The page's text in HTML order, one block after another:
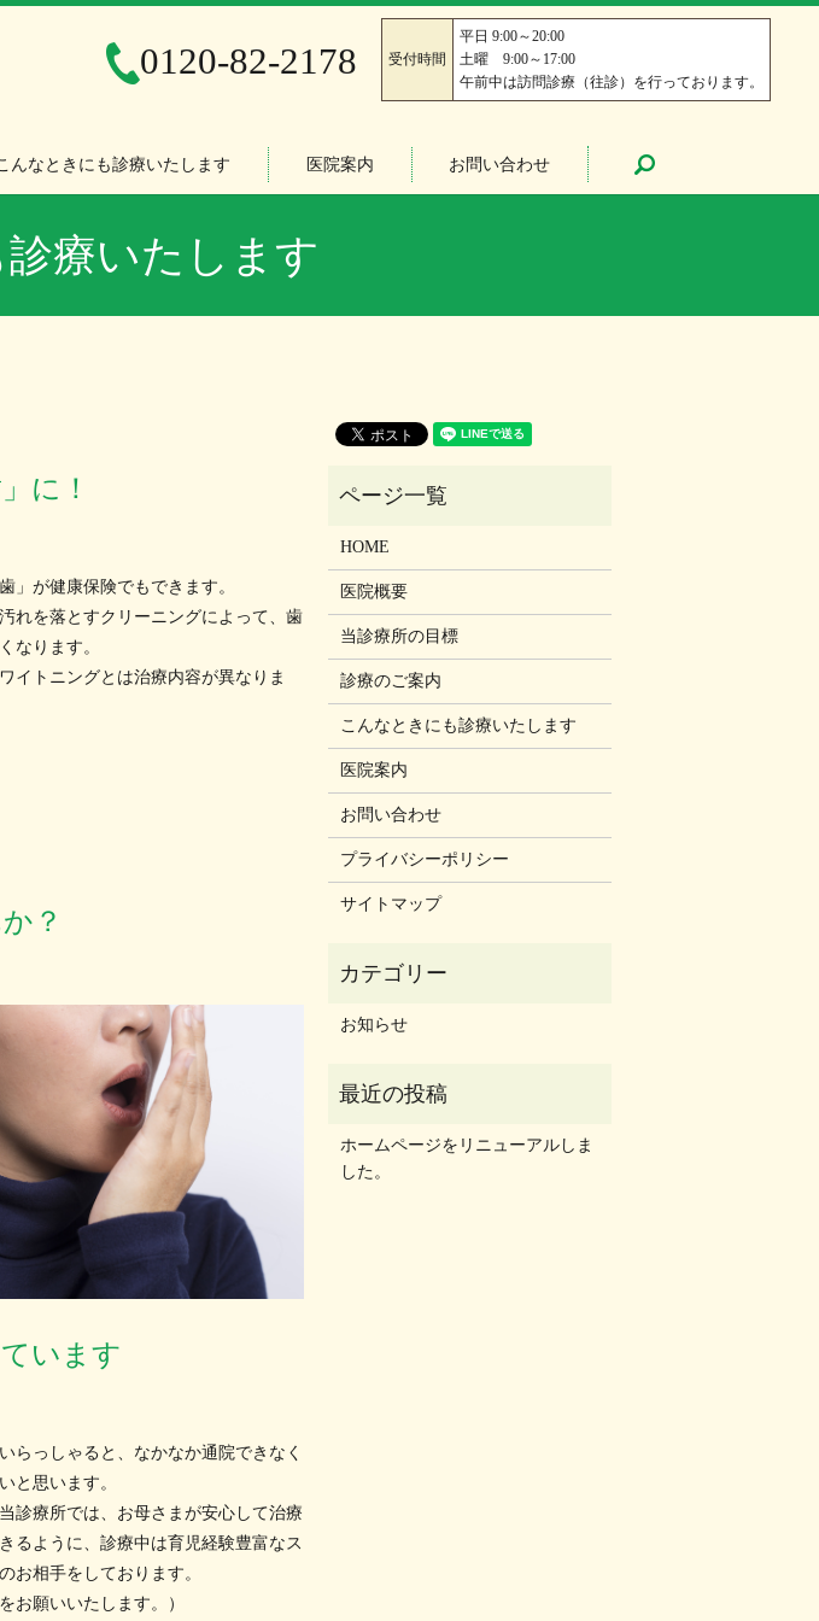
0120-82-2178 受付時間
平日 9:00～20:00
土曜 9:00～17:00
午前中は訪問診療（往診）を行っております。
んなときにも診療いたします 医院案内 お問い合わせ
療いたします
に！
」が健康保険でもできます。
れを落とすクリーニングによって、歯
なります。
イトニングとは治療内容が異なりま
？
います
らっしゃると、なかなか通院できなく
と思います。
診療所では、お母さまが安心して治療
るように、診療中は育児経験豊富なス
お相手をしております。
お願いいたします。）
HOME
医院概要
当診療所の目標
診療のご案内
こんなときにも診療いたします
医院案内
お問い合わせ
プライバシーポリシー
サイトマップ
お知らせ
ホームページをリニューアルしま
した。